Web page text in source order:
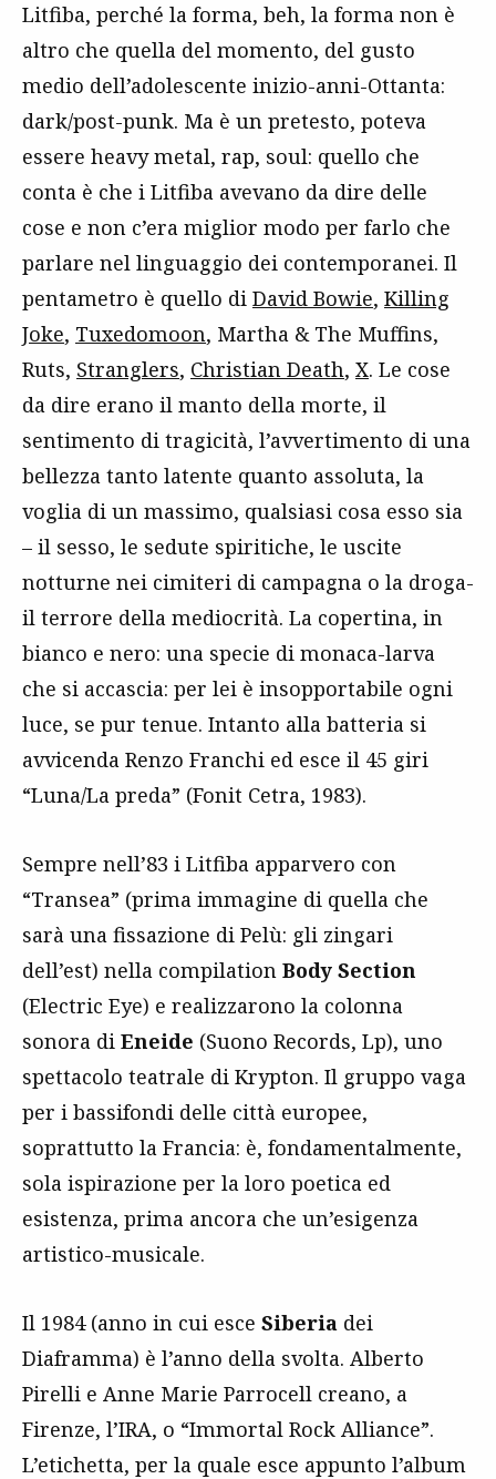
Litfiba, perché la forma, beh, la forma non è
altro che quella del momento, del gusto
medio dell’adolescente inizio-anni-Ottanta:
dark/post-punk. Ma è un pretesto, poteva
essere heavy metal, rap, soul: quello che
conta è che i Litfiba avevano da dire delle
cose e non c’era miglior modo per farlo che
parlare nel linguaggio dei contemporanei. Il
pentametro è quello di David Bowie, Killing
Joke, Tuxedomoon, Martha & The Muffins,
Ruts, Stranglers, Christian Death, X. Le cose
da dire erano il manto della morte, il
sentimento di tragicità, l’avvertimento di una
bellezza tanto latente quanto assoluta, la
voglia di un massimo, qualsiasi cosa esso sia
– il sesso, le sedute spiritiche, le uscite
notturne nei cimiteri di campagna o la droga-
il terrore della mediocrità. La copertina, in
bianco e nero: una specie di monaca-larva
che si accascia: per lei è insopportabile ogni
luce, se pur tenue. Intanto alla batteria si
avvicenda Renzo Franchi ed esce il 45 giri
“Luna/La preda” (Fonit Cetra, 1983).
Sempre nell’83 i Litfiba apparvero con
“Transea” (prima immagine di quella che
sarà una fissazione di Pelù: gli zingari
dell’est) nella compilation Body Section
(Electric Eye) e realizzarono la colonna
sonora di Eneide (Suono Records, Lp), uno
spettacolo teatrale di Krypton. Il gruppo vaga
per i bassifondi delle città europee,
soprattutto la Francia: è, fondamentalmente,
sola ispirazione per la loro poetica ed
esistenza, prima ancora che un’esigenza
artistico-musicale.
Il 1984 (anno in cui esce Siberia dei
Diaframma) è l’anno della svolta. Alberto
Pirelli e Anne Marie Parrocell creano, a
Firenze, l’IRA, o “Immortal Rock Alliance”.
L’etichetta, per la quale esce appunto l’album